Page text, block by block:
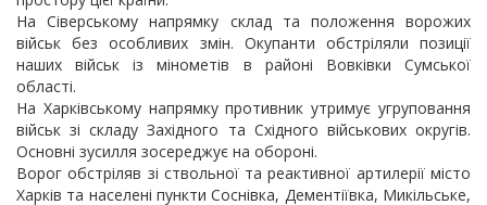
На Сіверському напрямку склад та положення ворожих
військ без особливих змін. Окупанти обстріляли позиції
наших військ із мінометів в районі Вовківки Сумської
області.
На Харківському напрямку противник утримує угруповання
військ зі складу Західного та Східного військових округів.
Основні зусилля зосереджує на обороні.
Ворог обстріляв зі ствольної та реактивної артилерії місто
Харків та населені пункти Соснівка, Дементіївка, Микільське,